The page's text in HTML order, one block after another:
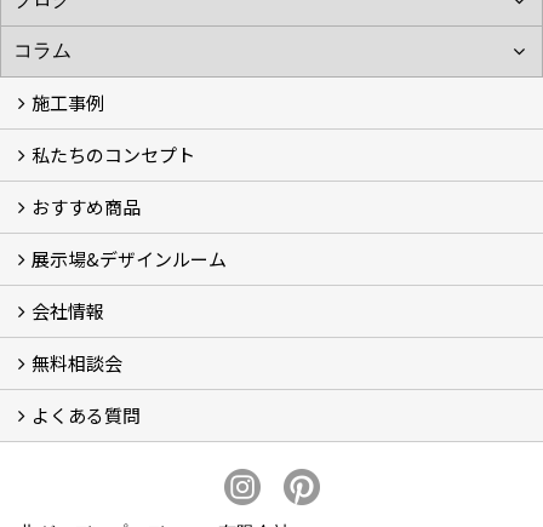
施工事例
施工事例
お客様の声 (46)
私たちのコンセプト
コンセプト
完成までの流れ
お庭のメンテナンスについて
おすすめ商品
オリジナル帆布のサイクルポート
NEW スマートサイクルポート
おしゃれな物置 (8)
門扉 (6)
ウッドフェンス (16)
アイアンの商品 (6)
ガーデニング雑貨 (3)
ガーデン書&ガーデンアート
こだわりのオリジナル商品 一覧
おすすめの植物 (29)
箱庭ガーデン
ポット苗
展示場&デザインルーム
展示場&デザインルーム
会社情報
会社概要
スタッフ紹介 (11)
ブログ
コラム
アクセス
求人募集
無料相談会
無料相談会
よくある質問
アフターサービス・アフターメンテナンスについて (3)